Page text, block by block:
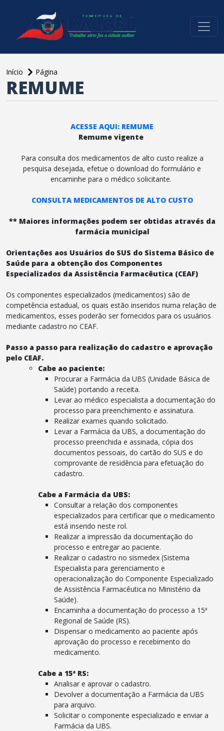
Início
Página
conteúdo
principal
REMUME
ACESSE AQUI: REMUME
Remume vigente
Para consulta dos medicamentos de alto custo realize a
pesquisa desejada, efetue o download do formulário e
encaminhe para o médico solicitante.
CONSULTA MEDICAMENTOS DE ALTO CUSTO
** Maiores informações podem ser obtidas através da
farmácia municipal
Orientações aos Usuários do SUS do Sistema Básico de
Saúde para a obtenção dos Componentes
Especializados da Assistência Farmacêutica (CEAF)
Os componentes especializados (medicamentos) são de
competência estadual, os quais estão inseridos numa relação de
medicamentos, esses poderão ser fornecidos para os usuários
mediante cadastro no CEAF.
Passo a passo para realização do cadastro e aprovação
pelo CEAF.
Cabe ao paciente:
Procurar a Farmácia da UBS (Unidade Básica de
Saúde) portando a receita.
Levar ao médico especialista a documentação do
processo para preenchimento e assinatura.
Realizar exames quando solicitado.
Levar a Farmácia da UBS, a documentação do
processo preenchida e assinada, cópia dos
documentos pessoais, do cartão do SUS e do
comprovante de residência para efetuação do
cadastro.
Cabe a Farmácia da UBS:
Consultar a relação dos componentes
especializados para certificar que o medicamento
está inserido neste rol.
Realizar a impressão da documentação do
processo e entregar ao paciente.
Realizar o cadastro no sismedex (Sistema
Especialista para gerenciamento e
operacionalização do Componente Especializado
de Assistência Farmacêutica no Ministério da
Saúde).
Encaminha a documentação do processo a 15ª
Regional de Saúde (RS).
Dispensar o medicamento ao paciente após
aprovação do processo e recebimento do
medicamento.
Cabe a 15ª RS:
Analisar e aprovar o cadastro.
Devolver a documentação a Farmácia da UBS
para arquivo.
Solicitar o componente especializado e enviar a
Farmácia da UBS.